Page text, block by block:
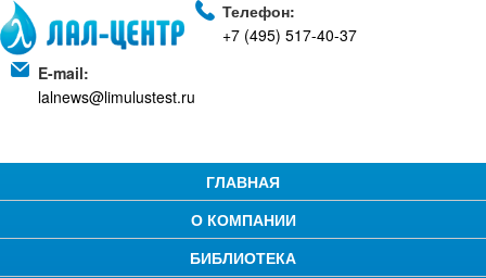
Телефон:
+7 (495) 517-40-37
E-mail:
lalnews@limulustest.ru
ГЛАВНАЯ
О КОМПАНИИ
БИБЛИОТЕКА